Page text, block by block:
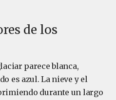
de los
parece blanca,
es azul. La nieve y el
durante un largo